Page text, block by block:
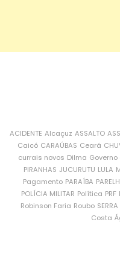
ACIDENTE Alcaçuz ASSALTO
Caicó CARAÚBAS Ceará
currais novos Dilma Governo
PIRANHAS JUCURUTU LULA
Pagamento PARAÍBA
POLÍCIA MILITAR Política PRF
Robinson Faria Roubo
Costa